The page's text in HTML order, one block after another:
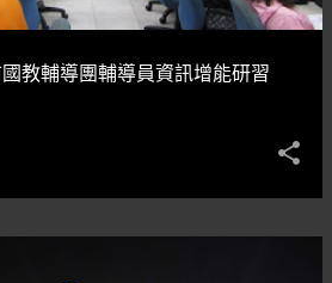
教輔導團輔導員資訊增能研習